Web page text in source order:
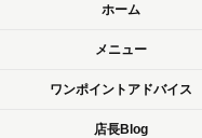
ホーム
メニュー
ワンポイントアドバイス
店長Blog